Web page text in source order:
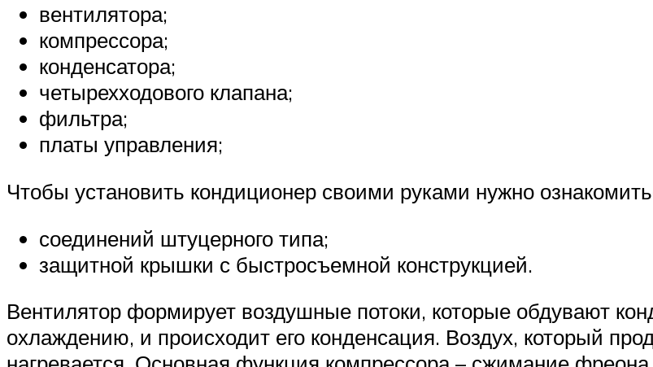
вентилятора;
компрессора;
конденсатора;
четырехходового клапана;
фильтра;
платы управления;
Чтобы установить кондиционер своими руками нужно
соединений штуцерного типа;
защитной крышки с быстросъемной конструкцией.
Вентилятор формирует воздушные потоки, которые обдувают
охлаждению, и происходит его конденсация. Воздух, который